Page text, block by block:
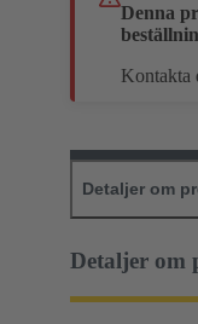
Denna
Kontakta
Detaljer om
Detaljer om